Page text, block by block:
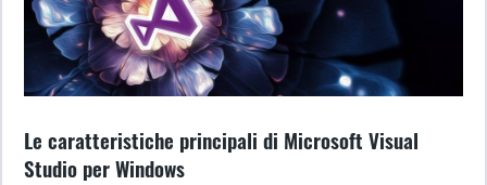
Le caratteristiche principali di Microsoft Visual
Studio per Windows